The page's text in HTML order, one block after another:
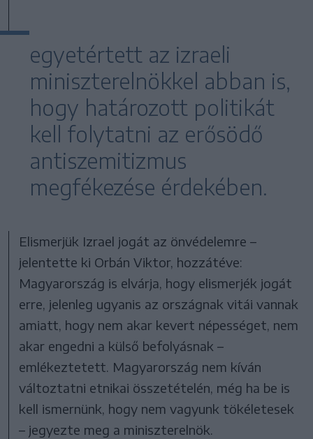
egyetértett az izraeli
miniszterelnökkel abban is,
hogy határozott politikát
kell folytatni az erősödő
antiszemitizmus
megfékezése érdekében.
Elismerjük Izrael jogát az önvédelemre –
jelentette ki Orbán Viktor, hozzátéve:
Magyarország is elvárja, hogy elismerjék jogát
erre, jelenleg ugyanis az országnak vitái vannak
amiatt, hogy nem akar kevert népességet, nem
akar engedni a külső befolyásnak –
emlékeztetett. Magyarország nem kíván
változtatni etnikai összetételén, még ha be is
kell ismernünk, hogy nem vagyunk tökéletesek
– jegyezte meg a miniszterelnök.